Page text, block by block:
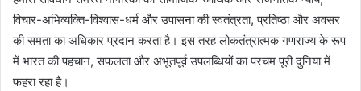
विचार-अभिव्यक्ति-विश्वास-धर्म और उपासना की स्वतंत्रता, प्रतिष्ठा और अवसर
की समता का अधिकार प्रदान करता है। इस तरह लोकतंत्रात्मक गणराज्य के रूप
में भारत की पहचान, सफलता और अभूतपूर्व उपलब्धियों का परचम पूरी दुनिया में
फहरा रहा है।